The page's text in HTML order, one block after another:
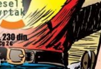
Klikni da povečaš